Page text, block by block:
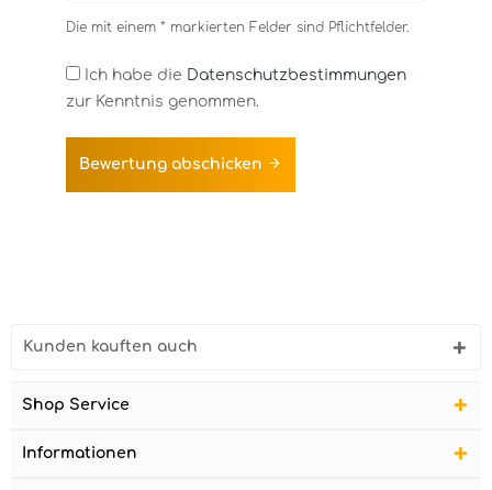
Die mit einem * markierten Felder sind Pflichtfelder.
Ich habe die Datenschutzbestimmungen
zur Kenntnis genommen.
Bewertung abschicken
Kunden kauften auch
Shop Service
Informationen